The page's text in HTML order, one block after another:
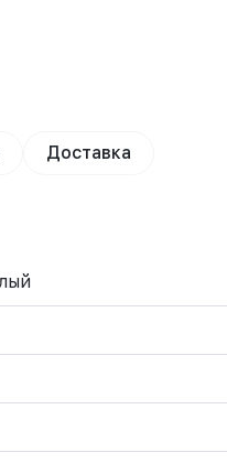
Доставка